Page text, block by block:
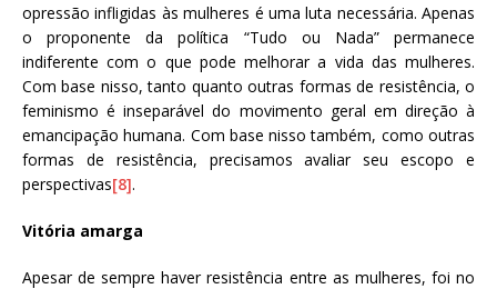
opressão infligidas às mulheres é uma luta necessária. Apenas
o proponente da política “Tudo ou Nada” permanece
indiferente com o que pode melhorar a vida das mulheres.
Com base nisso, tanto quanto outras formas de resistência, o
feminismo é inseparável do movimento geral em direção à
emancipação humana. Com base nisso também, como outras
formas de resistência, precisamos avaliar seu escopo e
perspectivas[8].
Vitória amarga
Apesar de sempre haver resistência entre as mulheres, foi no